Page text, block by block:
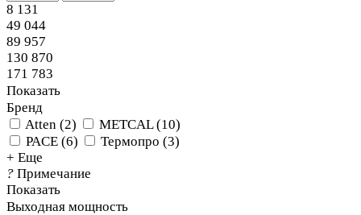
8 131
49 044
89 957
130 870
171 783
Показать
Бренд
Atten (2) METCAL(10)
PACE (6) Термопро (3)
+ Еще
? Примечание
Показать
Выходная мощность